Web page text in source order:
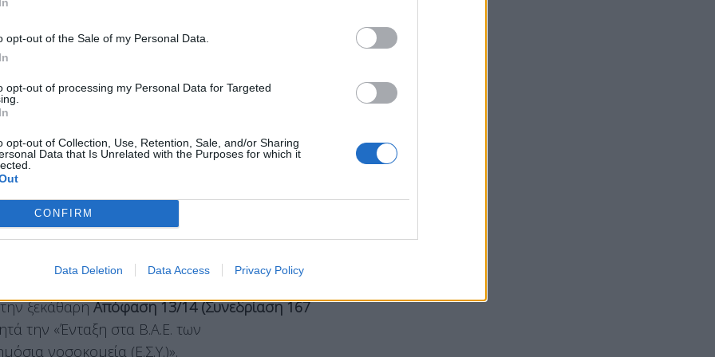
opt-out of the Sale of my Personal Data.
opt-out of processing my Personal Data for Targeted
opt-out of Collection, Use, Retention, Sale, and/or Sharing
Data that Is Unrelated with the Purposes for which it
CONFIRM
Data Deletion Data Access Privacy Policy
Το οξύμωρο της υπόθεσης είναι ότι η
υγειονομικούς εδράζεται στο επίσημο
ακριβώς κείμενο περιλαμβάνει και
των 650 φυσικοθεραπευτών του ΕΣΥ.
αναφέρει το επίσημο πόρισμα
τον κλάδο έρχεται σε ευθεία σύγκρουση με τα
το Πόρισμα της Επιτροπής Κρίσεως Βαρέων
Υπουργείου Εργασίας
ξεκάθαρηΑπόφαση 13/14 (Συνεδρίαση 167
την «Ένταξη στα Β.Α.Ε. των
νοσοκομεία (Ε.Σ.Υ.)».